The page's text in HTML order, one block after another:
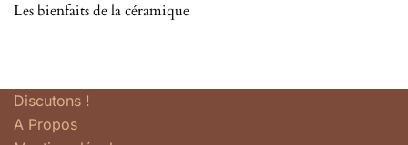
Les bienfaits de la céramique
Discutons !
A Propos